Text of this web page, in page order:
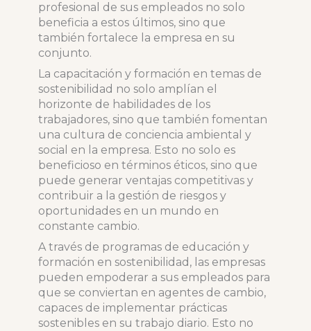
profesional de sus empleados no solo
beneficia a estos últimos, sino que
también fortalece la empresa en su
conjunto.
La capacitación y formación en temas de
sostenibilidad no solo amplían el
horizonte de habilidades de los
trabajadores, sino que también fomentan
una cultura de conciencia ambiental y
social en la empresa. Esto no solo es
beneficioso en términos éticos, sino que
puede generar ventajas competitivas y
contribuir a la gestión de riesgos y
oportunidades en un mundo en
constante cambio.
A través de programas de educación y
formación en sostenibilidad, las empresas
pueden empoderar a sus empleados para
que se conviertan en agentes de cambio,
capaces de implementar prácticas
sostenibles en su trabajo diario. Esto no